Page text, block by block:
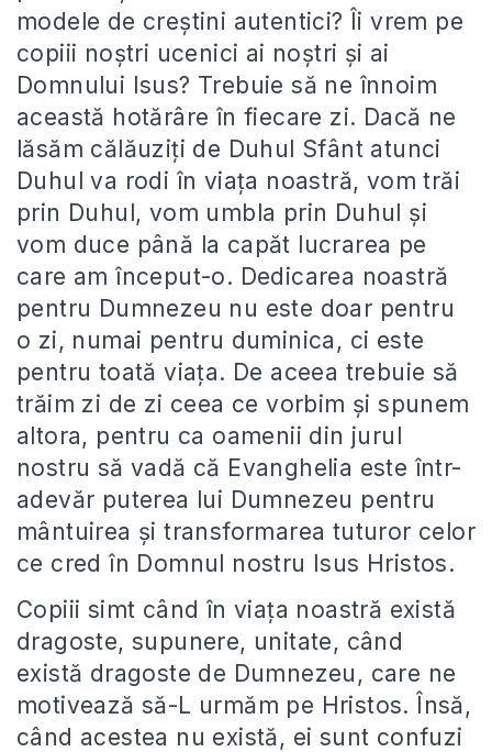
modele de creştini autentici? Îi vrem pe
copiii noştri ucenici ai noştri şi ai
Domnului Isus? Trebuie să ne înnoim
această hotărâre în fiecare zi. Dacă ne
lăsăm călăuziţi de Duhul Sfânt atunci
Duhul va rodi în viaţa noastră, vom trăi
prin Duhul, vom umbla prin Duhul şi
vom duce până la capăt lucrarea pe
care am început-o. Dedicarea noastră
pentru Dumnezeu nu este doar pentru
o zi, numai pentru duminica, ci este
pentru toată viaţa. De aceea trebuie să
trăim zi de zi ceea ce vorbim şi spunem
altora, pentru ca oamenii din jurul
nostru să vadă că Evanghelia este într-
adevăr puterea lui Dumnezeu pentru
mântuirea şi transformarea tuturor celor
ce cred în Domnul nostru Isus Hristos.
Copiii simt când în viaţa noastră există
dragoste, supunere, unitate, când
există dragoste de Dumnezeu, care ne
motivează să-L urmăm pe Hristos. Însă,
când acestea nu există, ei sunt confuzi